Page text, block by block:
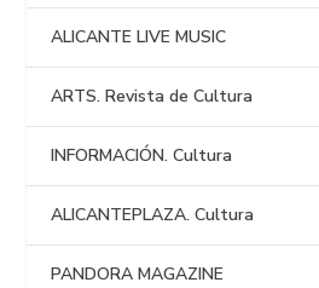
ALICANTE LIVE MUSIC
ARTS. Revista de Cultura
INFORMACIÓN. Cultura
ALICANTEPLAZA. Cultura
PANDORA MAGAZINE